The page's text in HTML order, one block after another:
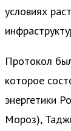
условиях
Протокол
которое
энергетики
Мороз),